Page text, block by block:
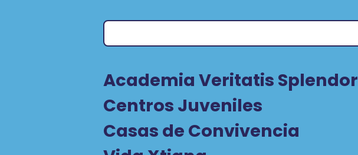
Academia Veritatis Splendor
Centros Juveniles
Casas de Convivencia